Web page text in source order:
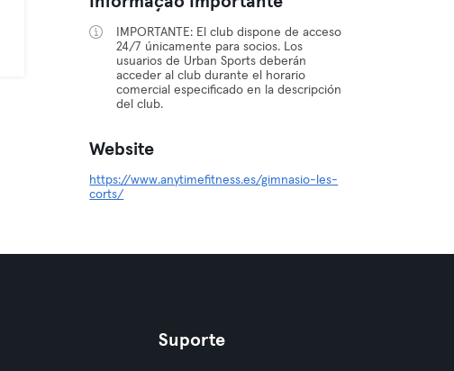
IMPORTANTE: El club dispone de acceso
24/7 únicamente para socios. Los
usuarios de Urban Sports deberán
acceder al club durante el horario
comercial especificado en la descripción
del club.
Website
https://www.anytimefitness.es/gimnasio-les-
corts/
Suporte